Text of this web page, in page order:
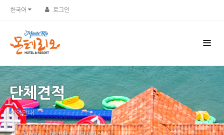
한국어 로그인
단체견적
예약안내
Sketchbook5, 스케치북5